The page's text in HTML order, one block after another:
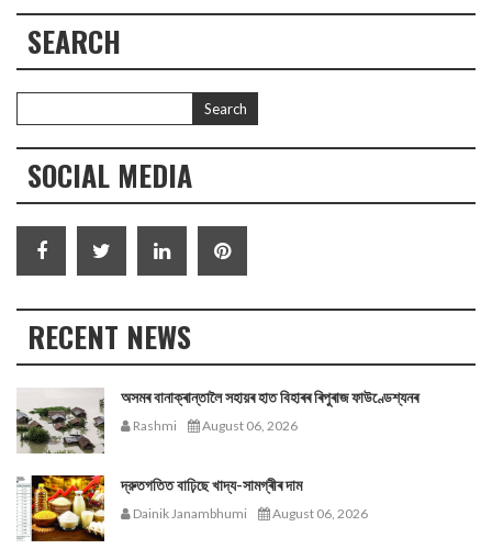
SEARCH
SOCIAL MEDIA
RECENT NEWS
অসমৰ বানাক্ৰান্তালৈ সহায়ৰ হাত বিহাৰৰ ৰিপুৰাজ ফাউণ্ডেশ্যনৰ
Rashmi August 06, 2026
দ্রুতগতিত বাঢ়িছে খাদ্য-সামগ্ৰীৰ দাম
Dainik Janambhumi August 06, 2026